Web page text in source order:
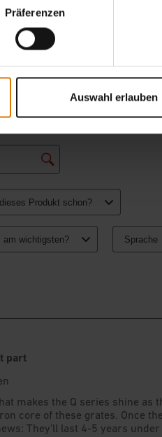
Präferenzen
Auswahl erlauben